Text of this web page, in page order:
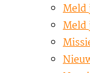
Meld
Meld